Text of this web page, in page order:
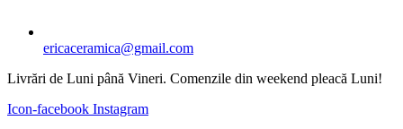
ericaceramica@gmail.com
Livrări de Luni până Vineri. Comenzile din weekend pleacă Luni!
Icon-facebook Instagram